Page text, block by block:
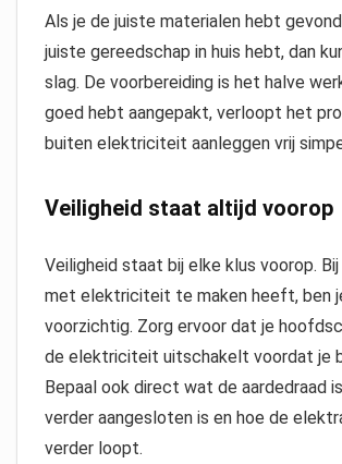
Als je de juiste materialen hebt
juiste gereedschap in huis hebt, dan
slag. De voorbereiding is het halve
goed hebt aangepakt, verloopt het
buiten elektriciteit aanleggen vrij
Veiligheid staat altijd voorop
Veiligheid staat bij elke klus voorop.
met elektriciteit te maken heeft, ben
voorzichtig. Zorg ervoor dat je
de elektriciteit uitschakelt voordat je
Bepaal ook direct wat de aardedraad
verder aangesloten is en hoe de
verder loopt.